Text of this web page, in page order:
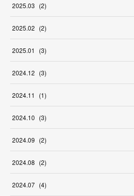
2025.03 (2)
2025.02 (2)
2025.01 (3)
2024.12 (3)
2024.11 (1)
2024.10 (3)
2024.09 (2)
2024.08 (2)
2024.07 (4)